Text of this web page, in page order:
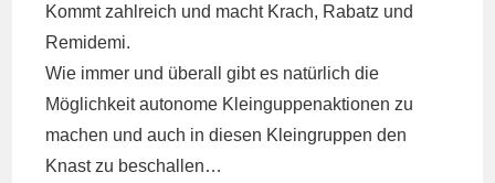
Kommt zahlreich und macht Krach, Rabatz und
Remidemi.
Wie immer und überall gibt es natürlich die
Möglichkeit autonome Kleinguppenaktionen zu
machen und auch in diesen Kleingruppen den
Knast zu beschallen…